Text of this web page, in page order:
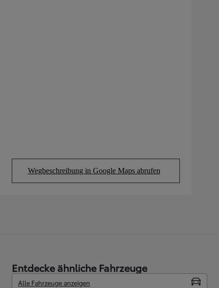
Wegbeschreibung in Google Maps abrufen
(Opens in new tab)
Entdecke ähnliche Fahrzeuge
Alle Fahrzeuge anzeigen